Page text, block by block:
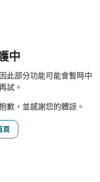
中
此部分功能可能會暫時中
試。
歉，並感謝您的體諒。
頁